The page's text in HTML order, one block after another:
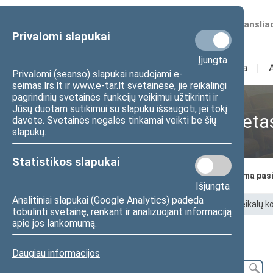
Privalomi slapukai
Įjungta
Privalomi (seanso) slapukai naudojami e-
seimas.lrs.lt ir www.e-tar.lt svetainėse, jie reikalingi
pagrindinių svetainės funkcijų veikimui užtikrinti ir
Jūsų duotam sutikimui su slapuku išsaugoti, jei tokį
davėte. Svetainės negalės tinkamai veikti be šių
slapukų.
Statistikos slapukai
Išjungta
Analitiniai slapukai (Google Analytics) padeda
tobulinti svetainę, renkant ir analizuojant informaciją
apie jos lankomumą.
Daugiau informacijos
Numatomos
Sudėtis Veikla I
Kaimo reikalų
Posėdžiai Laukiama
Pradžia>Komitetai ir komisijos> Kaimo reikalų